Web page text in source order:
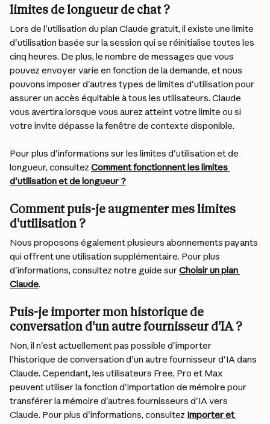
limites de longueur de chat ?
Lors de l'utilisation du plan Claude gratuit, il existe une limite
d'utilisation basée sur la session qui se réinitialise toutes les
cinq heures. De plus, le nombre de messages que vous
pouvez envoyer varie en fonction de la demande, et nous
pouvons imposer d'autres types de limites d'utilisation pour
assurer un accès équitable à tous les utilisateurs. Claude
vous avertira lorsque vous aurez atteint votre limite ou si
votre invite dépasse la fenêtre de contexte disponible.
Pour plus d'informations sur les limites d'utilisation et de
longueur, consultez Comment fonctionnent les limites
d'utilisation et de longueur ?
Comment puis-je augmenter mes limites
d'utilisation ?
Nous proposons également plusieurs abonnements payants
qui offrent une utilisation supplémentaire. Pour plus
d'informations, consultez notre guide sur Choisir un plan
Claude.
Puis-je importer mon historique de
conversation d'un autre fournisseur d'IA ?
Non, il n'est actuellement pas possible d'importer
l'historique de conversation d'un autre fournisseur d'IA dans
Claude. Cependant, les utilisateurs Free, Pro et Max
peuvent utiliser la fonction d'importation de mémoire pour
transférer la mémoire d'autres fournisseurs d'IA vers
Claude. Pour plus d'informations, consultez Importer et